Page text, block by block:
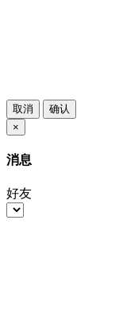
取消
确认
×
消息
好友